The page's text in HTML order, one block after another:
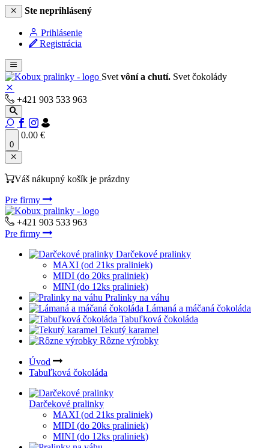
Ste neprihlásený
Prihlásenie
Registrácia
Svet vôní a chutí. Svet čokolády
+421 903 533 963
0
0.00 €
Váš nákupný košík je prázdny
Pre firmy
+421 903 533 963
Pre firmy
Darčekové pralinky
MAXI (od 21ks praliniek)
MIDI (do 20ks praliniek)
MINI (do 12ks praliniek)
Pralinky na váhu
Lámaná a máčaná čokoláda
Tabuľková čokoláda
Tekutý karamel
Rôzne výrobky
Úvod
Tabuľková čokoláda
Darčekové pralinky
MAXI (od 21ks praliniek)
MIDI (do 20ks praliniek)
MINI (do 12ks praliniek)